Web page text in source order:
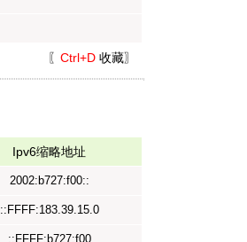
〖 Ctrl+D 收藏〗
Ipv6缩略地址
2002:b727:f00::
::FFFF:183.39.15.0
::FFFF:b727:f00